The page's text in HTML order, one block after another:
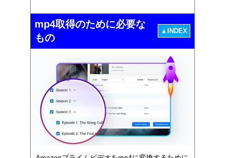
mp4取得のために必要な
もの
▲INDEX